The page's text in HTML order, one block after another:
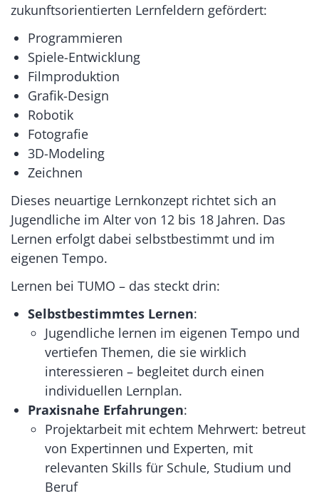
zukunftsorientierten Lernfeldern gefördert:
Programmieren
Spiele-Entwicklung
Filmproduktion
Grafik-Design
Robotik
Fotografie
3D-Modeling
Zeichnen
Dieses neuartige Lernkonzept richtet sich an
Jugendliche im Alter von 12 bis 18 Jahren. Das
Lernen erfolgt dabei selbstbestimmt und im
eigenen Tempo.
Lernen bei TUMO – das steckt drin:
Selbstbestimmtes Lernen:
Jugendliche lernen im eigenen Tempo und
vertiefen Themen, die sie wirklich
interessieren – begleitet durch einen
individuellen Lernplan.
Praxisnahe Erfahrungen:
Projektarbeit mit echtem Mehrwert: betreut
von Expertinnen und Experten, mit
relevanten Skills für Schule, Studium und
Beruf